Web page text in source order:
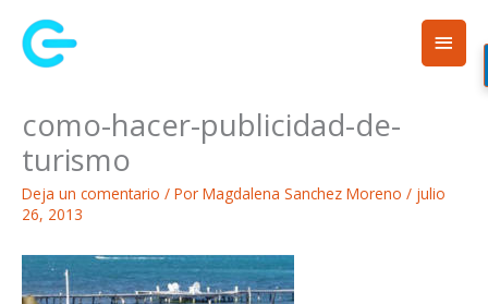
contenido
como-hacer-publicidad-de-
turismo
Deja un comentario / Por Magdalena Sanchez Moreno / julio
26, 2013